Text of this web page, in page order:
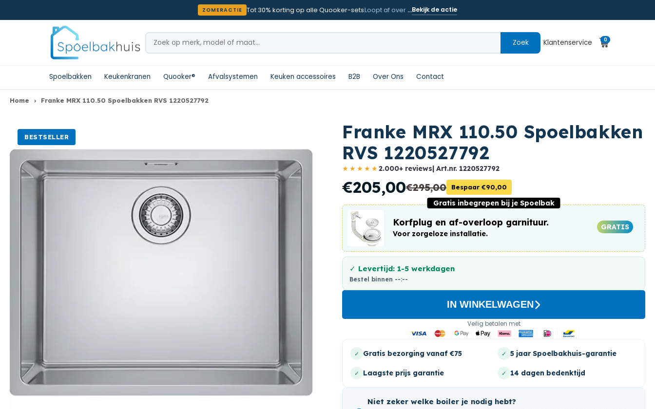
ZOMERACTIE Tot 30% korting op alle Quooker-setsLoopt af over …Bekijk de actie
Zoeken Zoek Klantenservice
Winkelwagen
00
artikelen
Spoelbakken Keukenkranen Quooker® Afvalsystemen Keuken accessoires B2B Over Ons Contact
Home › Franke MRX 110.50 Spoelbakken RVS 1220527792
BESTSELLER
Franke MRX 110.50 Spoelbakken
RVS 1220527792
★★★★★2.000+ reviews | Art.nr. 1220527792
€205,00€295,00 Bespaar €90,00
Gratis inbegrepen bij je Spoelbak
Korfplug en af-overloop garnituur.
Voor zorgeloze installatie.
GRATIS
✓ Levertijd: 1-5 werkdagen
Bestel binnen --:--
IN WINKELWAGEN
Veilig betalen met
✓ Gratis bezorging vanaf €75 ✓ 5 jaar Spoelbakhuis-garantie
✓ Laagste prijs garantie ✓ 14 dagen bedenktijd
Niet zeker welke boiler je nodig hebt?